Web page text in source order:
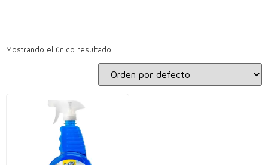
Mostrando el único resultado